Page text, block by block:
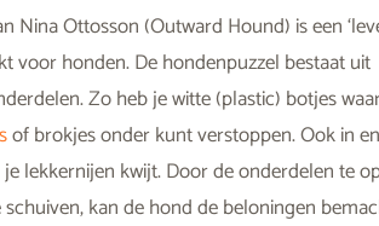
Nina Ottosson (Outward Hound) is een
voor honden. De hondenpuzzel bestaat uit
Zo heb je witte (plastic) botjes
of brokjes onder kunt verstoppen. Ook in
lekkernijen kwijt. Door de onderdelen te
kan de hond de beloningen